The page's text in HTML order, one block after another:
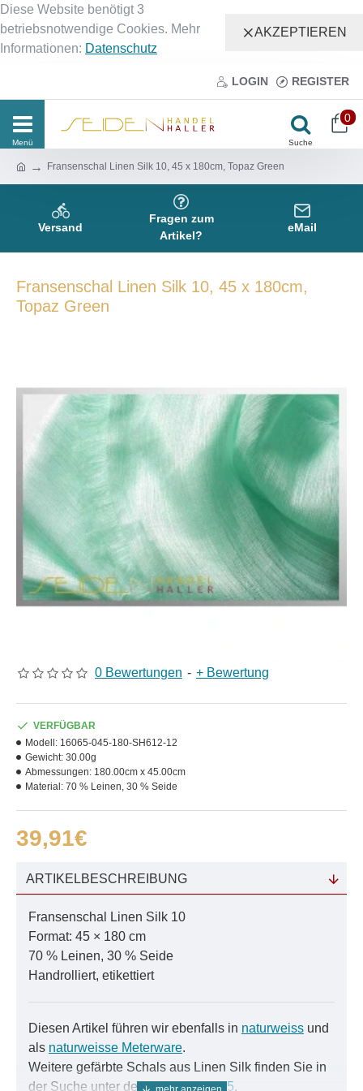
Diese Website benötigt 3
betriebsnotwendige Cookies. Mehr
Informationen: Datenschutz
AKZEPTIEREN
LOGIN REGISTER
0
Fransenschal Linen Silk 10, 45 x 180cm, Topaz Green
Versand
Fragen zum
Artikel?
eMail
Fransenschal Linen Silk 10, 45 x 180cm,
Topaz Green
0 Bewertungen - + Bewertung
39,91€
VERFÜGBAR
Modell: 16065-045-180-SH612-12
Gewicht: 30.00g
Abmessungen: 180.00cm x 45.00cm
Material: 70 % Leinen, 30 % Seide
ARTIKELBESCHREIBUNG
Fransenschal Linen Silk 10
Format: 45 × 180 cm
70 % Leinen, 30 % Seide
Handrolliert, etikettiert
Diesen Artikel führen wir ebenfalls in naturweiss und
als naturweisse Meterware.
Weitere gefärbte Schals aus Linen Silk finden Sie in
der Suche unter der Nummer16065.